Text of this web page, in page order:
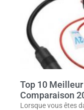
Top 10
Comparaison
Lorsque vous êtes